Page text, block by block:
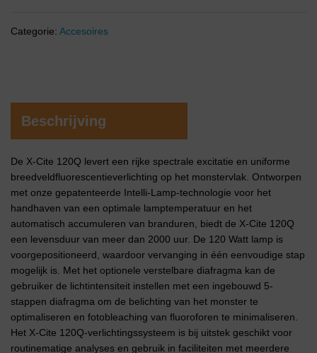
Categorie: Accesoires
Beschrijving
De X-Cite 120Q levert een rijke spectrale excitatie en uniforme
breedveldfluorescentieverlichting op het monstervlak. Ontworpen
met onze gepatenteerde Intelli-Lamp-technologie voor het
handhaven van een optimale lamptemperatuur en het
automatisch accumuleren van branduren, biedt de X-Cite 120Q
een levensduur van meer dan 2000 uur. De 120 Watt lamp is
voorgepositioneerd, waardoor vervanging in één eenvoudige stap
mogelijk is. Met het optionele verstelbare diafragma kan de
gebruiker de lichtintensiteit instellen met een ingebouwd 5-
stappen diafragma om de belichting van het monster te
optimaliseren en fotobleaching van fluoroforen te minimaliseren.
Het X-Cite 120Q-verlichtingssysteem is bij uitstek geschikt voor
routinematige analyses en gebruik in faciliteiten met meerdere